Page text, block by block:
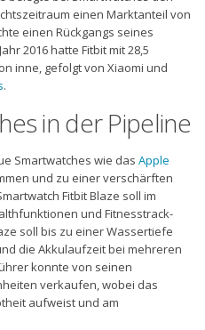
einen Marktanteil von
einen Rückgangs seines
2016 hatte Fitbit mit 28,5
inne, gefolgt von Xiaomi und
.
in der Pipeline
Smartwatches wie das Apple
und zu einer verschärften
Fitbit Blaze soll im
und Fitnesstrack-
soll bis zu einer Wassertiefe
die Akkulaufzeit bei mehreren
konnte von seinen
verkaufen, wobei das
aufweist und am